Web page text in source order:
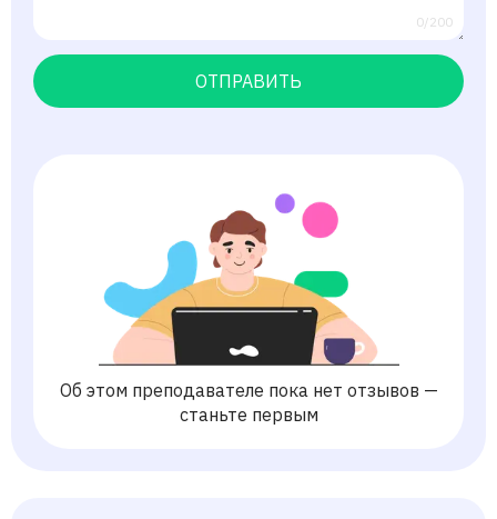
0/200
ОТПРАВИТЬ
Об этом преподавателе пока нет отзывов —
станьте первым